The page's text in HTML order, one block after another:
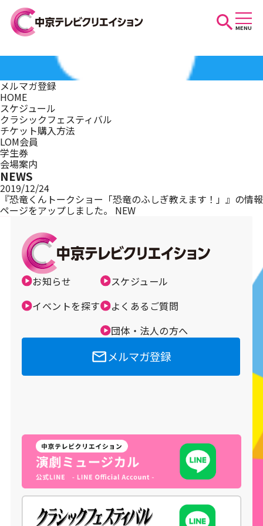
MENU
お知らせ
スケジュール
イベントを探す
団体・法人の方へ
メルマガ登録
メルマガ登録
HOME
スケジュール
クラシックフェスティバル
チケット購入方法
LOM会員
学生券
会場案内
NEWS
2019/12/24
『恐竜くんトークショー「恐竜のふしぎ教えます！」』の情報
ページをアップしました。 NEW
お知らせ
イベントを探す
スケジュール
よくあるご質問
団体・法人の方へ
メルマガ登録